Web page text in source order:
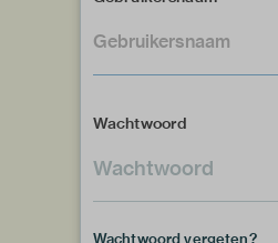
Wachtwoord
Wachtwoord vergeten?